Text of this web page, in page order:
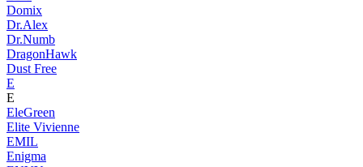
Domix
Dr.Alex
Dr.Numb
DragonHawk
Dust Free
E
E
EleGreen
Elite Vivienne
EMIL
Enigma